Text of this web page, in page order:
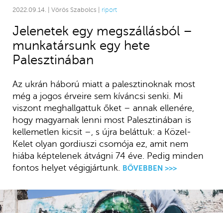
2022.09.14. | Vörös Szabolcs | riport
Jelenetek egy megszállásból –
munkatársunk egy hete
Palesztinában
Az ukrán háború miatt a palesztinoknak most
még a jogos érveire sem kíváncsi senki. Mi
viszont meghallgattuk őket – annak ellenére,
hogy magyarnak lenni most Palesztinában is
kellemetlen kicsit –, s újra beláttuk: a Közel-
Kelet olyan gordiuszi csomója ez, amit nem
hiába képtelenek átvágni 74 éve. Pedig minden
fontos helyet végigjártunk.
BŐVEBBEN >>>